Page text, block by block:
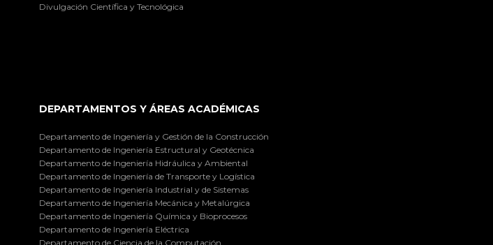
Divulgación Científica y Tecnológica
DEPARTAMENTOS Y ÁREAS ACADÉMICAS
Departamento de Ingeniería y Gestión de la Construcción
Departamento de Ingeniería Estructural y Geotécnica
Departamento de Ingeniería Hidráulica y Ambiental
Departamento de Ingeniería de Transporte y Logística
Departamento de Ingeniería Industrial y de Sistemas
Departamento de Ingeniería Mecánica y Metalúrgica
Departamento de Ingeniería Química y Bioprocesos
Departamento de Ingeniería Eléctrica
Departamento de Ciencia de la Computación